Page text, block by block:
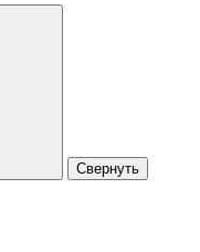
Свернуть